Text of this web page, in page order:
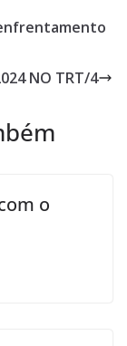
NO TRT/4
o